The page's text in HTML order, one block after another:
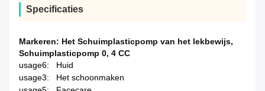
Specificaties
Markeren: Het Schuimplasticpomp van het lekbewijs,
Schuimplasticpomp 0, 4 CC
usage6:
Huid
usage3:
Het schoonmaken